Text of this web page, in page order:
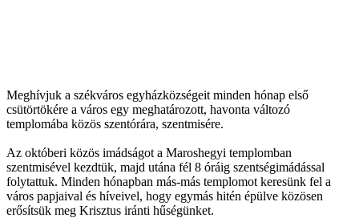
Meghívjuk a székváros egyházközségeit minden hónap első
csütörtökére a város egy meghatározott, havonta változó
templomába közös szentórára, szentmisére.
Az októberi közös imádságot a Maroshegyi templomban
szentmisével kezdtük, majd utána fél 8 óráig szentségimádással
folytattuk. Minden hónapban más-más templomot keresünk fel a
város papjaival és híveivel, hogy egymás hitén épülve közösen
erősítsük meg Krisztus iránti hűségünket.